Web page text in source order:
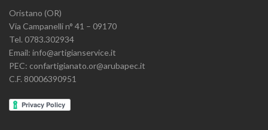
Oristano (OR)
Via Campanelli n° 41 – 09170
Tel. 0783.302934
Email: info@artigianservice.it
PEC: confartigianato.or@arubapec.it
C.F. 80006390951